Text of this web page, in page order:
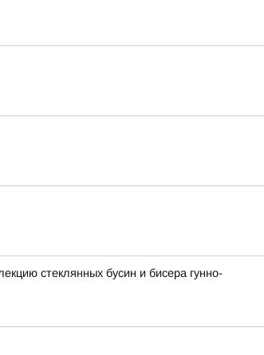
стеклянных бусин и бисера гунно-